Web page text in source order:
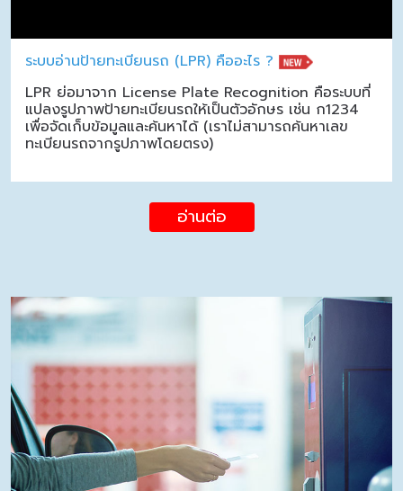
ระบบอ่านป้ายทะเบียนรถ (LPR) คืออะไร ?
LPR ย่อมาจาก License Plate Recognition คือระบบที่
แปลงรูปภาพป้ายทะเบียนรถให้เป็นตัวอักษร เช่น ก1234
เพื่อจัดเก็บข้อมูลและค้นหาได้ (เราไม่สามารถค้นหาเลข
ทะเบียนรถจากรูปภาพโดยตรง)
อ่านต่อ